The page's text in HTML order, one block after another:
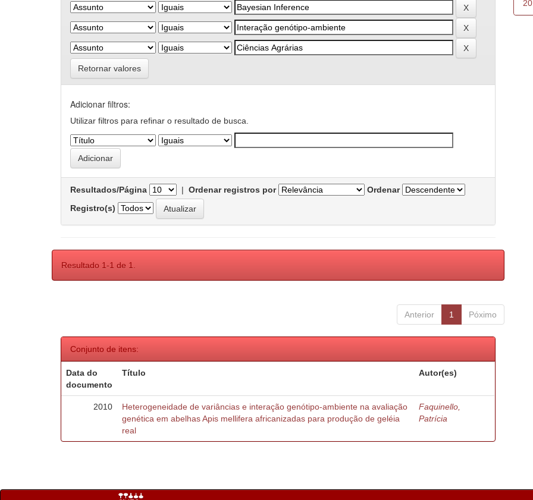
Retornar valores
Adicionar filtros:
Utilizar filtros para refinar o resultado de busca.
Resultados/Página | Ordenar registros por
Ordenar
Registro(s)
Resultado 1-1 de 1.
Anterior 1 Póximo
Conjunto de itens:
Data do
documento
Título Autor(es)
2010
Heterogeneidade de variâncias e interação genótipo-ambiente na avaliação
genética em abelhas Apis mellifera africanizadas para produção de geléia
real
Faquinello,
Patrícia